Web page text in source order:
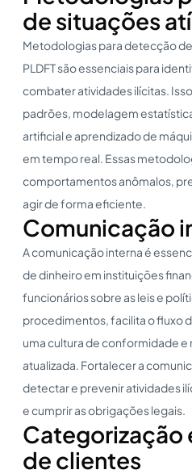
de situações
Metodologias para detecção
PLDFT são essenciais para
combater atividades ilícitas.
padrões, modelagem
artificial e aprendizado de
em tempo real. Essas
comportamentos anômalos,
agir de forma eficiente.
Comunicação
A comunicação interna é
de dinheiro em instituições
funcionários sobre as leis e
procedimentos, facilita o fluxo
uma cultura de conformidade e
atualizada. Fortalecer a
detectar e prevenir atividades
e cumprir as obrigações legais.
Categorização
de clientes